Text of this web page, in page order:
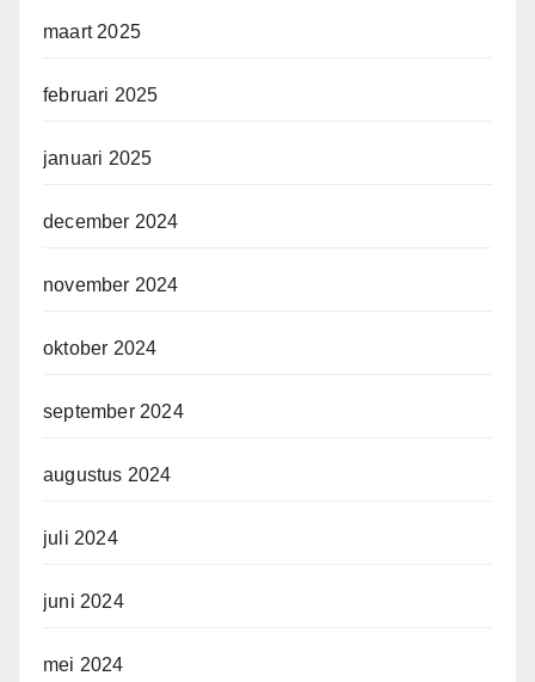
maart 2025
februari 2025
januari 2025
december 2024
november 2024
oktober 2024
september 2024
augustus 2024
juli 2024
juni 2024
mei 2024